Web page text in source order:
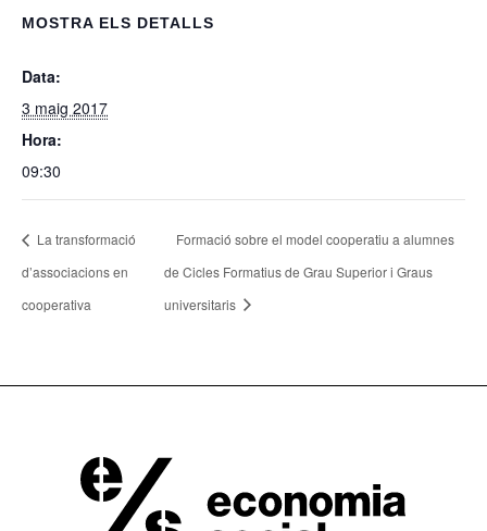
MOSTRA ELS DETALLS
Data:
3 maig 2017
Hora:
09:30
La transformació
d’associacions en
cooperativa
Formació sobre el model cooperatiu a alumnes
de Cicles Formatius de Grau Superior i Graus
universitaris